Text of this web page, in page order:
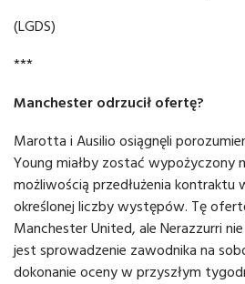
(LGDS)
***
Manchester odrzucił ofertę?
Marotta i Ausilio osiągnęli
Young miałby zostać wypożyczony
możliwością przedłużenia kontraktu
określonej liczby występów. Tę
Manchester United, ale Nerazzurri
jest sprowadzenie zawodnika na
dokonanie oceny w przyszłym